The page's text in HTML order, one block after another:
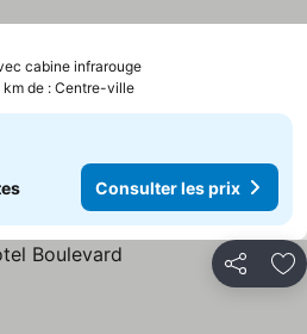
cabine infrarougeConsulter les prix
km de : Centre-ville
Consulter les prix
Partager